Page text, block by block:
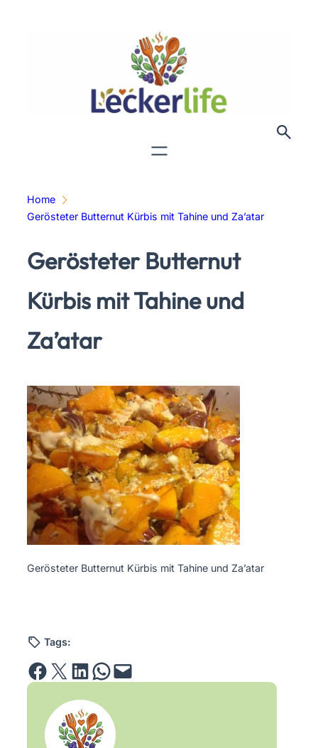
Home
Gerösteter Butternut Kürbis mit Tahine und Za’atar
Gerösteter Butternut
Kürbis mit Tahine und
Za’atar
Gerösteter Butternut Kürbis mit Tahine und Za’atar
Tags:
Share on Facebook Email this Page Share on LinkedIn Share on WhatsApp Email this Page